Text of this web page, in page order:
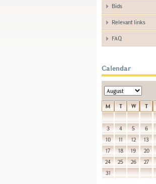
Bids
Relevant links
FAQ
Calendar
M T W T
3
4 5 6
10
11 12 13
17
18 19 20
24
25 26 27
31